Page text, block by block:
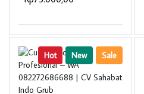
Hot New Sale